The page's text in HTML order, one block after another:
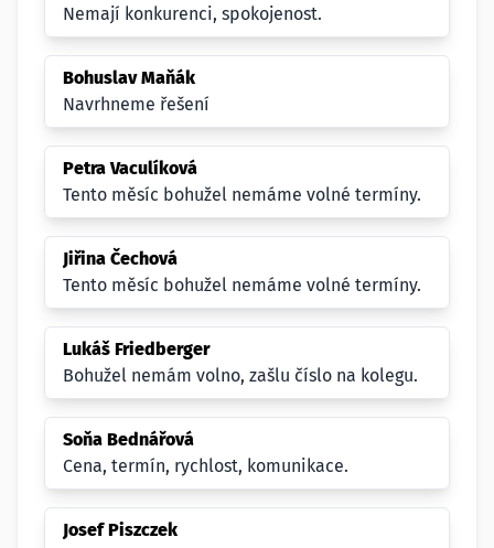
Nemají konkurenci, spokojenost.
Bohuslav Maňák
Navrhneme řešení
Petra Vaculíková
Tento měsíc bohužel nemáme volné termíny.
Jiřina Čechová
Tento měsíc bohužel nemáme volné termíny.
Lukáš Friedberger
Bohužel nemám volno, zašlu číslo na kolegu.
Soňa Bednářová
Cena, termín, rychlost, komunikace.
Josef Piszczek